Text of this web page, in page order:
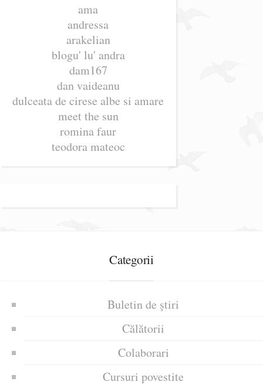
ama
andressa
arakelian
blogu' lu' andra
dam167
dan vaideanu
dulceata de cirese albe si amare
meet the sun
romina faur
teodora mateoc
Categorii
Buletin de știri
Călătorii
Colaborari
Cursuri povestite